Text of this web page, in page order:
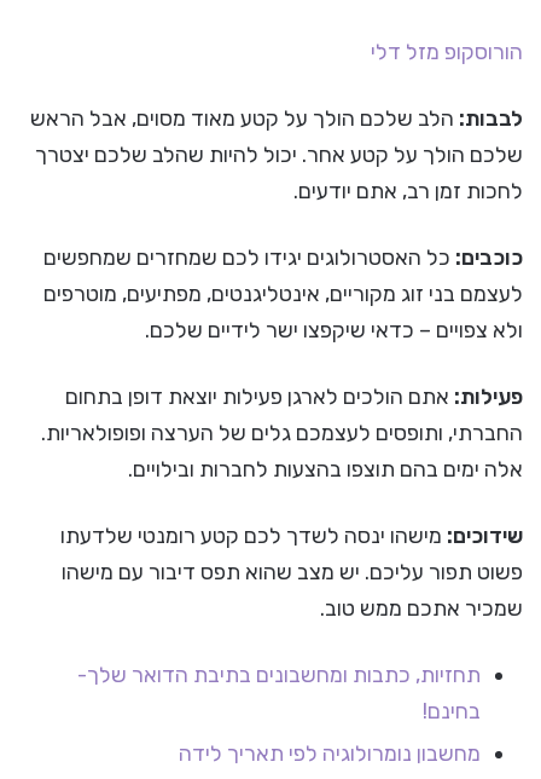
הורוסקופ מזל דלי
לבבות: הלב שלכם הולך על קטע מאוד מסוים, אבל הראש
שלכם הולך על קטע אחר. יכול להיות שהלב שלכם יצטרך
לחכות זמן רב, אתם יודעים.
כוכבים: כל האסטרולוגים יגידו לכם שמחזרים שמחפשים
לעצמם בני זוג מקוריים, אינטליגנטים, מפתיעים, מוטרפים
ולא צפויים – כדאי שיקפצו ישר לידיים שלכם.
פעילות: אתם הולכים לארגן פעילות יוצאת דופן בתחום
החברתי, ותופסים לעצמכם גלים של הערצה ופופולאריות.
אלה ימים בהם תוצפו בהצעות לחברות ובילויים.
שידוכים: מישהו ינסה לשדך לכם קטע רומנטי שלדעתו
פשוט תפור עליכם. יש מצב שהוא תפס דיבור עם מישהו
שמכיר אתכם ממש טוב.
תחזיות, כתבות ומחשבונים בתיבת הדואר שלך-
בחינם!
מחשבון נומרולוגיה לפי תאריך לידה